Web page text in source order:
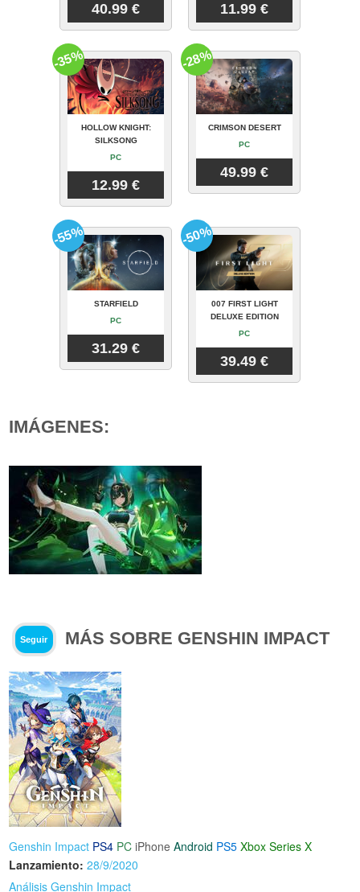
40.99 € 11.99 €
HOLLOW KNIGHT:
SILKSONG
PC
12.99 €
-35%
CRIMSON DESERT
PC
49.99 €
-28%
STARFIELD
PC
31.29 €
-55%
007 FIRST LIGHT
DELUXE EDITION
PC
39.49 €
-50%
IMÁGENES:
Seguir MÁS SOBRE GENSHIN IMPACT
Genshin Impact PS4 PC iPhone Android PS5 Xbox Series X
Lanzamiento: 28/9/2020
Análisis Genshin Impact